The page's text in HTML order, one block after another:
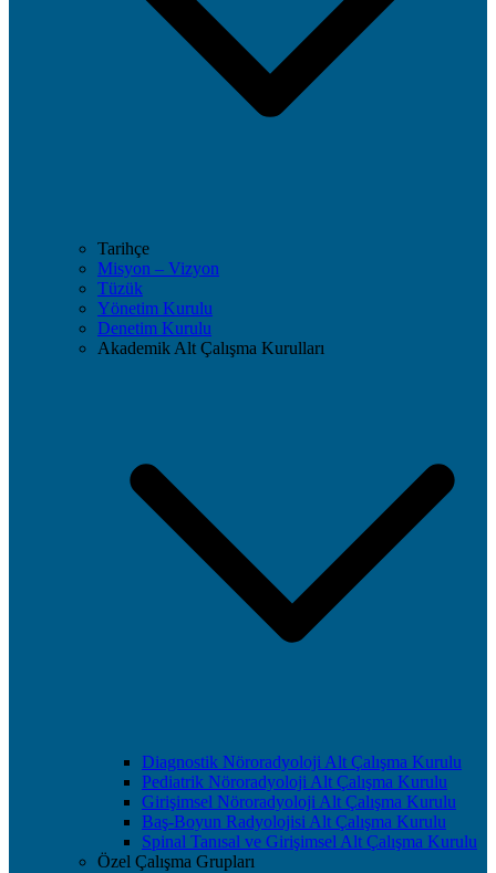
Tarihçe
Misyon – Vizyon
Tüzük
Yönetim Kurulu
Denetim Kurulu
Akademik Alt Çalışma Kurulları
Diagnostik Nöroradyoloji Alt Çalışma Kurulu
Pediatrik Nöroradyoloji Alt Çalışma Kurulu
Girişimsel Nöroradyoloji Alt Çalışma Kurulu
Baş-Boyun Radyolojisi Alt Çalışma Kurulu
Spinal Tanısal ve Girişimsel Alt Çalışma Kurulu
Özel Çalışma Grupları